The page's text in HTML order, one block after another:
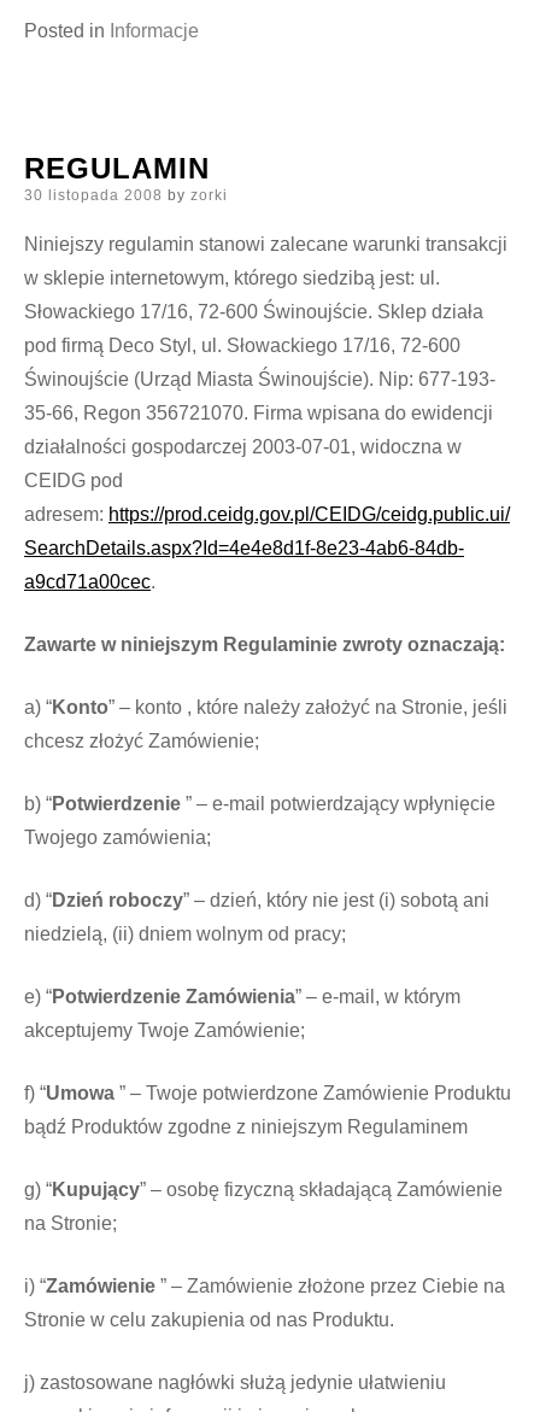
Posted in Informacje
REGULAMIN
Posted
30 listopada 2008 by zorki
Niniejszy regulamin stanowi zalecane warunki transakcji
w sklepie internetowym, którego siedzibą jest: ul.
Słowackiego 17/16, 72-600 Świnoujście. Sklep działa
pod firmą Deco Styl, ul. Słowackiego 17/16, 72-600
Świnoujście (Urząd Miasta Świnoujście). Nip: 677-193-
35-66, Regon 356721070. Firma wpisana do ewidencji
działalności gospodarczej 2003-07-01, widoczna w
CEIDG pod
adresem: https://prod.ceidg.gov.pl/CEIDG/ceidg.public.ui/
SearchDetails.aspx?Id=4e4e8d1f-8e23-4ab6-84db-
a9cd71a00cec.
Zawarte w niniejszym Regulaminie zwroty oznaczają:
a) “Konto” – konto , które należy założyć na Stronie, jeśli
chcesz złożyć Zamówienie;
b) “Potwierdzenie ” – e-mail potwierdzający wpłynięcie
Twojego zamówienia;
d) “Dzień roboczy” – dzień, który nie jest (i) sobotą ani
niedzielą, (ii) dniem wolnym od pracy;
e) “Potwierdzenie Zamówienia” – e-mail, w którym
akceptujemy Twoje Zamówienie;
f) “Umowa ” – Twoje potwierdzone Zamówienie Produktu
bądź Produktów zgodne z niniejszym Regulaminem
g) “Kupujący” – osobę fizyczną składającą Zamówienie
na Stronie;
i) “Zamówienie ” – Zamówienie złożone przez Ciebie na
Stronie w celu zakupienia od nas Produktu.
j) zastosowane nagłówki służą jedynie ułatwieniu